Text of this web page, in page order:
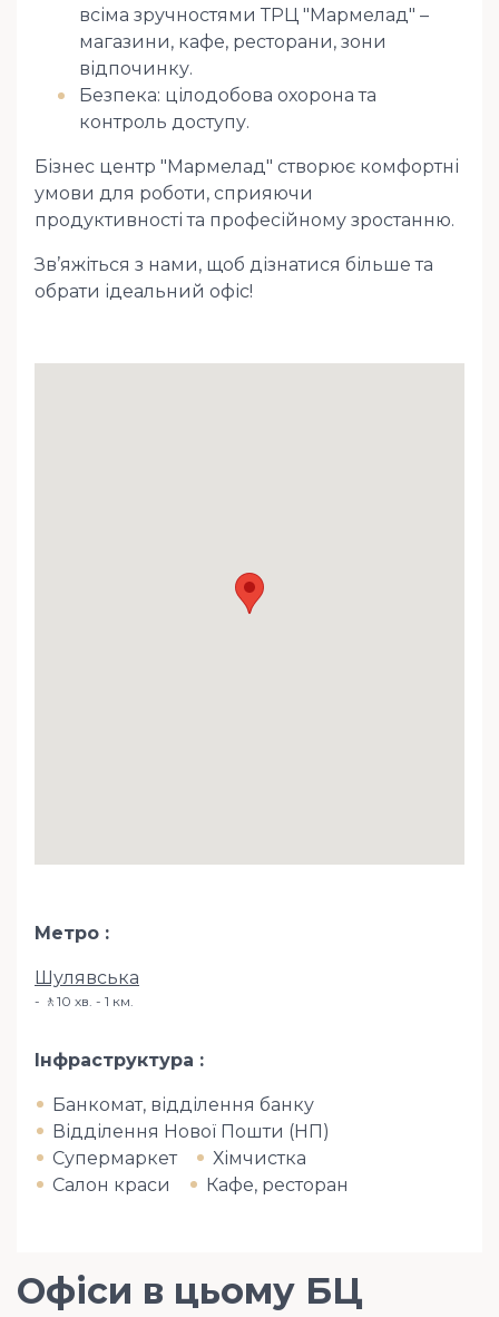
всіма зручностями ТРЦ "Мармелад" –
магазини, кафе, ресторани, зони
відпочинку.
Безпека: цілодобова охорона та
контроль доступу.
Бізнес центр "Мармелад" створює комфортні
умови для роботи, сприяючи
продуктивності та професійному зростанню.
Зв’яжіться з нами, щоб дізнатися більше та
обрати ідеальний офіс!
Метро
Шулявська
🚶10 хв. - 1 км.
Інфраструктура
Банкомат, відділення банку
Відділення Нової Пошти (НП)
Супермаркет
Хімчистка
Салон краси
Кафе, ресторан
Офіси в цьому БЦ